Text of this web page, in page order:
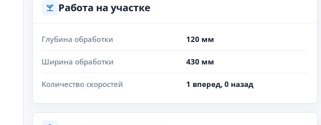
Работа на участке
Глубина обработки 120 мм
Ширина обработки 430 мм
Количество скоростей 1 вперед, 0 назад